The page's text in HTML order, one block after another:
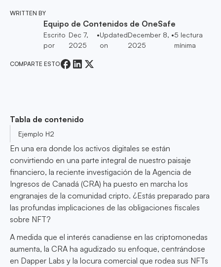
WRITTEN BY
Equipo de Contenidos de OneSafe
Escrito
por
Dec 7,
2025
•Updated
on
December 8,
2025
•5 lectura
mínima
COMPARTE ESTO
Tabla de contenido
Ejemplo H2
En una era donde los activos digitales se están
convirtiendo en una parte integral de nuestro paisaje
financiero, la reciente investigación de la Agencia de
Ingresos de Canadá (CRA) ha puesto en marcha los
engranajes de la comunidad cripto. ¿Estás preparado para
las profundas implicaciones de las obligaciones fiscales
sobre NFT?
A medida que el interés canadiense en las criptomonedas
aumenta, la CRA ha agudizado su enfoque, centrándose
en Dapper Labs y la locura comercial que rodea sus NFTs